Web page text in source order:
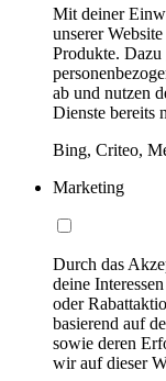
Mit deiner
unserer
Produkte. Dazu
ab und nutzen
Dienste bereits
Bing, Criteo,
Marketing
Durch das
deine
oder
basierend auf
sowie deren
wir auf dieser